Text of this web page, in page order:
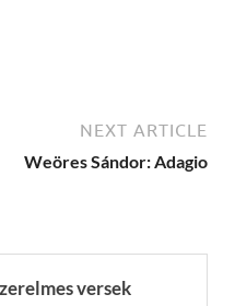
NEXT ARTICLE
Weöres Sándor: Adagio
versek